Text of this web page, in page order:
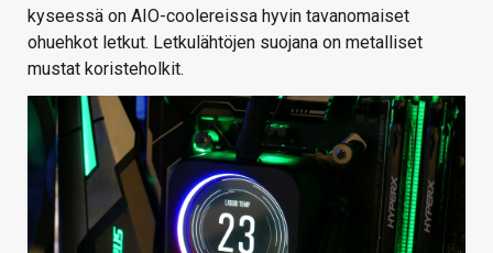
kyseessä on AIO-coolereissa hyvin tavanomaiset
ohuehkot letkut. Letkulähtöjen suojana on metalliset
mustat koristeholkit.